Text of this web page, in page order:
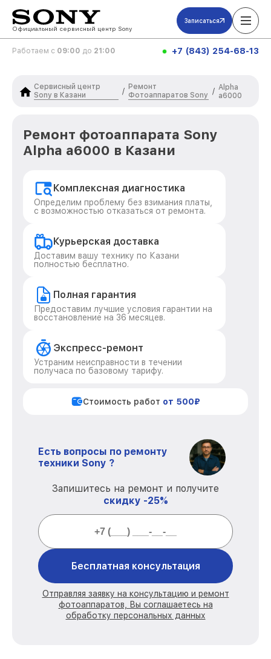
Официальный сервисный центр Sony
Записаться
Работаем с 09:00 до 21:00 +7 (843) 254-68-13
Сервисный центр
Sony в Казани
/
Ремонт
Фотоаппаратов Sony / Alpha
a6000
Ремонт фотоаппарата Sony
Alpha a6000 в Казани
Комплексная диагностика
Определим проблему без взимания платы,
с возможностью отказаться от ремонта.
Курьерская доставка
Доставим вашу технику по Казани
полностью бесплатно.
Полная гарантия
Предоставим лучшие условия гарантии на
восстановление на 36 месяцев.
Экспресс-ремонт
Устраним неисправности в течении
получаса по базовому тарифу.
Стоимость работ от 500₽
Есть вопросы по ремонту
техники Sony ?
Запишитесь на ремонт и получите
скидку -25%
Бесплатная консультация
Отправляя заявку на консультацию и ремонт
фотоаппаратов, Вы соглашаетесь на
обработку персональных данных